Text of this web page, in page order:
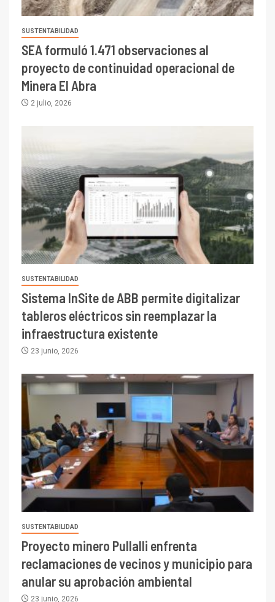
SUSTENTABILIDAD
SEA formuló 1.471 observaciones al
proyecto de continuidad operacional de
Minera El Abra
2 julio, 2026
SUSTENTABILIDAD
Sistema InSite de ABB permite digitalizar
tableros eléctricos sin reemplazar la
infraestructura existente
23 junio, 2026
SUSTENTABILIDAD
Proyecto minero Pullalli enfrenta
reclamaciones de vecinos y municipio para
anular su aprobación ambiental
23 junio, 2026